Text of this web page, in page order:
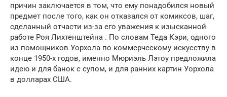
причин заключается в том, что ему понадобился новый
предмет после того, как он отказался от комиксов, шаг,
сделанный отчасти из-за его уважения к изысканной
работе Роя Лихтенштейна . По словам Теда Кэри, одного
из помощников Уорхола по коммерческому искусству в
конце 1950-х годов, именно Мюриэль Лэтоу предложила
идею и для банок с супом, и для ранних картин Уорхола
в долларах США.